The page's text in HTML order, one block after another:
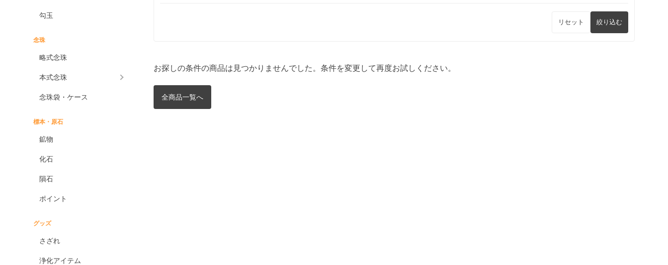
勾玉
念珠
略式念珠
本式念珠
念珠袋・ケース
標本・原石
鉱物
化石
隕石
ポイント
グッズ
さざれ
浄化アイテム
リセット 絞り込む
お探しの条件の商品は見つかりませんでした。条件を変更して再度お試しください。
全商品一覧へ